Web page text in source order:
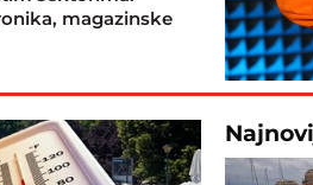
magazinske